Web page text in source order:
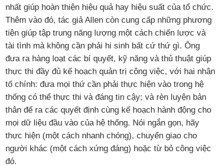
nhất giúp hoàn thiện hiệu quả hay hiệu suất của tổ chức.
Thêm vào đó, tác giả Allen còn cung cấp những phương
tiện giúp tập trung năng lượng một cách chiến lược và
tài tình mà không cần phải hi sinh bất cứ thứ gì. Ông
đưa ra hàng loạt các bí quyết, kỹ năng và thủ thuật giúp
thực thi đầy đủ kế hoạch quản trị công việc, với hai nhân
tố chính: đưa mọi thứ cần phải thực hiện vào trong hệ
thống có thể thực thi và đáng tin cậy; và rèn luyện bản
thân để ra các quyết định cùng kế hoạch hành động cho
mọi dữ liệu đầu vào của hệ thống. Nói ngắn gọn, hãy
thực hiện (một cách nhanh chóng), chuyển giao cho
người khác (một cách xứng đáng) hoặc từ bỏ công việc
đó.